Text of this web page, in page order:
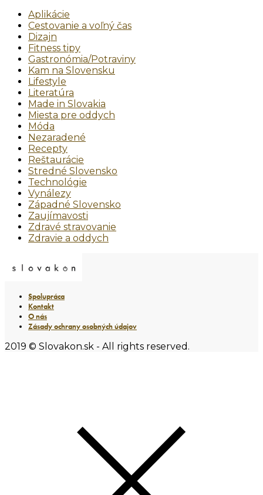
Aplikácie
Cestovanie a voľný čas
Dizajn
Fitness tipy
Gastronómia/Potraviny
Kam na Slovensku
Lifestyle
Literatúra
Made in Slovakia
Miesta pre oddych
Móda
Nezaradené
Recepty
Reštaurácie
Stredné Slovensko
Technológie
Vynálezy
Západné Slovensko
Zaujímavosti
Zdravé stravovanie
Zdravie a oddych
Spolupráca
Kontakt
O nás
Zásady ochrany osobných údajov
2019 © Slovakon.sk - All rights reserved.